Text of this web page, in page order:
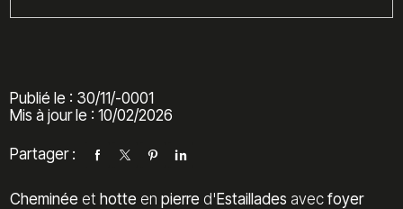
Publié le : 30/11/-0001
Mis à jour le : 10/02/2026
Partager :
Cheminée ethotte enpierre d'Estaillades avecfoyer